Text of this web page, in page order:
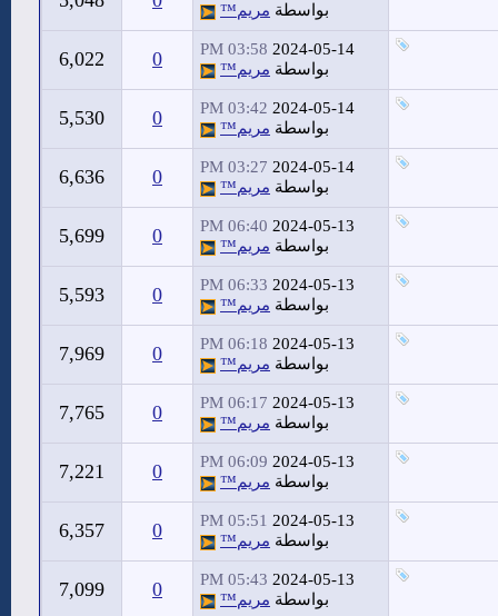
بواسطة مريم™
2024-05-14
03:58 PM
بواسطة مريم™ 0
6,022
2024-05-14
03:42 PM
بواسطة مريم™ 0
5,530
2024-05-14
03:27 PM
بواسطة مريم™ 0
6,636
2024-05-13
06:40 PM
بواسطة مريم™ 0
5,699
2024-05-13
06:33 PM
بواسطة مريم™ 0
5,593
2024-05-13
06:18 PM
بواسطة مريم™ 0
7,969
2024-05-13
06:17 PM
بواسطة مريم™ 0
7,765
2024-05-13
06:09 PM
بواسطة مريم™ 0
7,221
2024-05-13
05:51 PM
بواسطة مريم™ 0
6,357
2024-05-13
05:43 PM
بواسطة مريم™ 0
7,099